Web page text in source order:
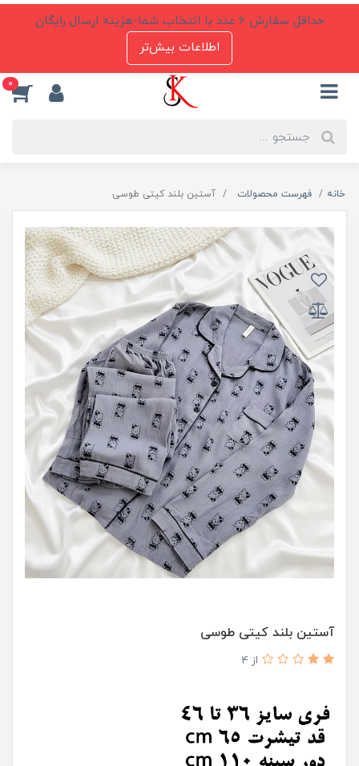
حداقل سفارش 6 عدد با انتخاب شما-هزینه ارسال رایگان
اطلاعات بیش‌تر
0
خانه فهرست محصولات آستین بلند کیتی طوسی
آستین بلند کیتی طوسی
از 4